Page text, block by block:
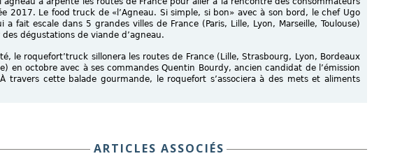
2017. Le food truck de «l’Agneau. Si simple, si bon» avec à son bord, le chef Ugo
a fait escale dans 5 grandes villes de France (Paris, Lille, Lyon, Marseille, Toulouse)
dégustations de viande d’agneau.
le roquefort’truck sillonera les routes de France (Lille, Strasbourg, Lyon, Bordeaux
en octobre avec à ses commandes Quentin Bourdy, ancien candidat de l’émission
travers cette balade gourmande, le roquefort s’associera à des mets et aliments
ARTICLES ASSOCIÉS